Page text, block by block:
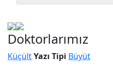
Doktorlarımız
KüçültYazı Tipi Büyüt